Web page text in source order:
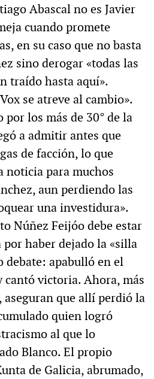
Abascal no es Javier
cuando promete
en su caso que no basta
sino derogar «todas las
traído hasta aquí».
se atreve al cambio».
los más de 30° de la
a admitir antes que
de facción, lo que
noticia para muchos
aun perdiendo las
una investidura».
Núñez Feijóo debe estar
haber dejado la «silla
debate: apabulló en el
cantó victoria. Ahora, más
que allí perdió la
quien logró
al que lo
Blanco. El propio
de Galicia, abrumado,